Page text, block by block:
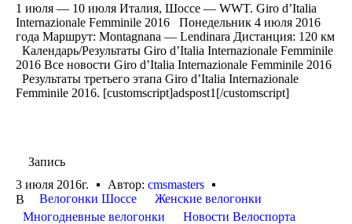
1 июля — 10 июля Италия, Шоссе — WWT. Giro d’Italia
Internazionale Femminile 2016 Понедельник 4 июля 2016
года Маршрут: Montagnana — Lendinara Дистанция: 120 км
Календарь/Результаты Giro d’Italia Internazionale Femminile
2016 Все новости Giro d’Italia Internazionale Femminile 2016
Результаты третьего этапа Giro d’Italia Internazionale
Femminile 2016. [customscript]adspost1[/customscript]
Запись
3 июля 2016г.
Автор: cmsmasters
В
Велогонки Шоссе
Женские велогонки
Многодневные велогонки
Новости Велоспорта